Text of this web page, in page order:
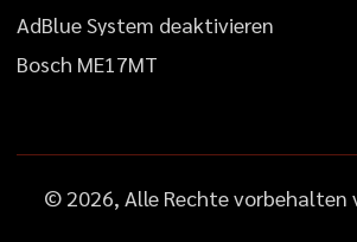
AdBlueSystem deaktivieren
Bosch ME17MT
© 2026, Alle Rechte vorbehalten